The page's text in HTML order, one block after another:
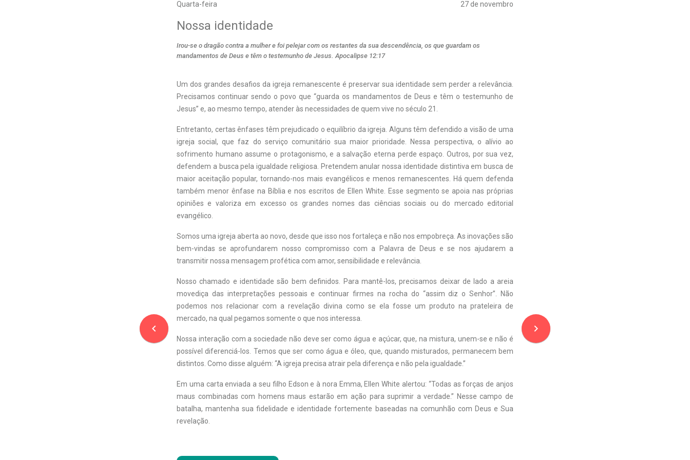
Quarta-feira 27 de novembro
navigate_before
Nossa identidade
Irou-se o dragão contra a mulher e foi pelejar com os restantes da sua descendência, os que guardam os
mandamentos de Deus e têm o testemunho de Jesus. Apocalipse 12:17
Um dos grandes desafios da igreja remanescente é preservar sua identidade sem perder a relevância.
Precisamos continuar sendo o povo que “guarda os mandamentos de Deus e têm o testemunho de
Jesus” e, ao mesmo tempo, atender às necessidades de quem vive no século 21.
Entretanto, certas ênfases têm prejudicado o equilíbrio da igreja. Alguns têm defendido a visão de uma
igreja social, que faz do serviço comunitário sua maior prioridade. Nessa perspectiva, o alívio ao
sofrimento humano assume o protagonismo, e a salvação eterna perde espaço. Outros, por sua vez,
defendem a busca pela igualdade religiosa. Pretendem anular nossa identidade distintiva em busca de
maior aceitação popular, tornando-nos mais evangélicos e menos remanescentes. Há quem defenda
também menor ênfase na Bíblia e nos escritos de Ellen White. Esse segmento se apoia nas próprias
opiniões e valoriza em excesso os grandes nomes das ciências sociais ou do mercado editorial
evangélico.
Somos uma igreja aberta ao novo, desde que isso nos fortaleça e não nos empobreça. As inovações são
bem-vindas se aprofundarem nosso compromisso com a Palavra de Deus e se nos ajudarem a
transmitir nossa mensagem profética com amor, sensibilidade e relevância.
Nosso chamado e identidade são bem definidos. Para mantê-los, precisamos deixar de lado a areia
movediça das interpretações pessoais e continuar firmes na rocha do “assim diz o Senhor”. Não
podemos nos relacionar com a revelação divina como se ela fosse um produto na prateleira de
mercado, na qual pegamos somente o que nos interessa.
Nossa interação com a sociedade não deve ser como água e açúcar, que, na mistura, unem-se e não é
possível diferenciá-los. Temos que ser como água e óleo, que, quando misturados, permanecem bem
distintos. Como disse alguém: “A igreja precisa atrair pela diferença e não pela igualdade.”
Em uma carta enviada a seu filho Edson e à nora Emma, Ellen White alertou: “Todas as forças de anjos
maus combinadas com homens maus estarão em ação para suprimir a verdade.” Nesse campo de
batalha, mantenha sua fidelidade e identidade fortemente baseadas na comunhão com Deus e Sua
revelação.
navigate_next